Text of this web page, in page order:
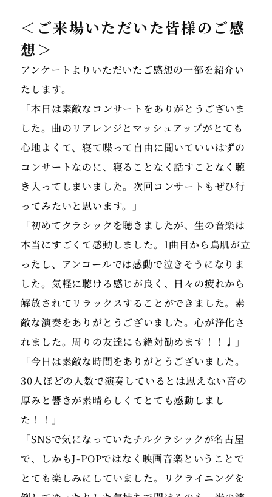
＜ご来場いただいた皆様のご感
想＞
アンケートよりいただいたご感想の一部を紹介い
たします。
「本日は素敵なコンサートをありがとうございま
した。曲のリアレンジとマッシュアップがとても
心地よくて、寝て喋って自由に聞いていいはずの
コンサートなのに、寝ることなく話すことなく聴
き入ってしまいました。次回コンサートもぜひ行
ってみたいと思います。」
「初めてクラシックを聴きましたが、生の音楽は
本当にすごくて感動しました。1曲目から鳥肌が立
ったし、アンコールでは感動で泣きそうになりま
した。気軽に聴ける感じが良く、日々の疲れから
解放されてリラックスすることができました。素
敵な演奏をありがとうございました。心が浄化さ
れました。周りの友達にも絶対勧めます！！♩」
「今日は素敵な時間をありがとうございました。
30人ほどの人数で演奏しているとは思えない音の
厚みと響きが素晴らしくてとても感動しまし
た！！」
「SNSで気になっていたチルクラシックが名古屋
で、しかもJ-POPではなく映画音楽ということで
とても楽しみにしていました。リクライニングを